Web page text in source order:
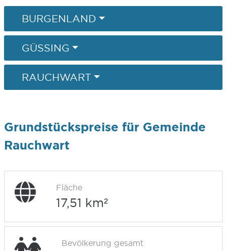
BURGENLAND
GÜSSING
RAUCHWART
Grundstückspreise für Gemeinde
Rauchwart
Fläche
17,51 km²
Bevölkerung gesamt